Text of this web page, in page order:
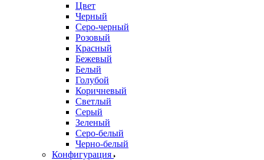
Цвет
Черный
Серо-черный
Розовый
Красный
Бежевый
Белый
Голубой
Коричневый
Светлый
Серый
Зеленый
Серо-белый
Черно-белый
Конфигурация